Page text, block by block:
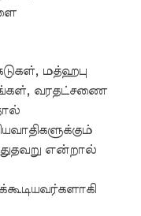
மத்ஹபு
வரதட்சணை
என்றால்